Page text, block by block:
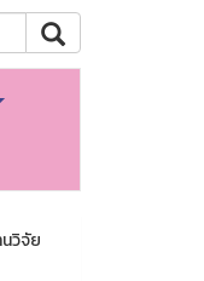
วิจัย